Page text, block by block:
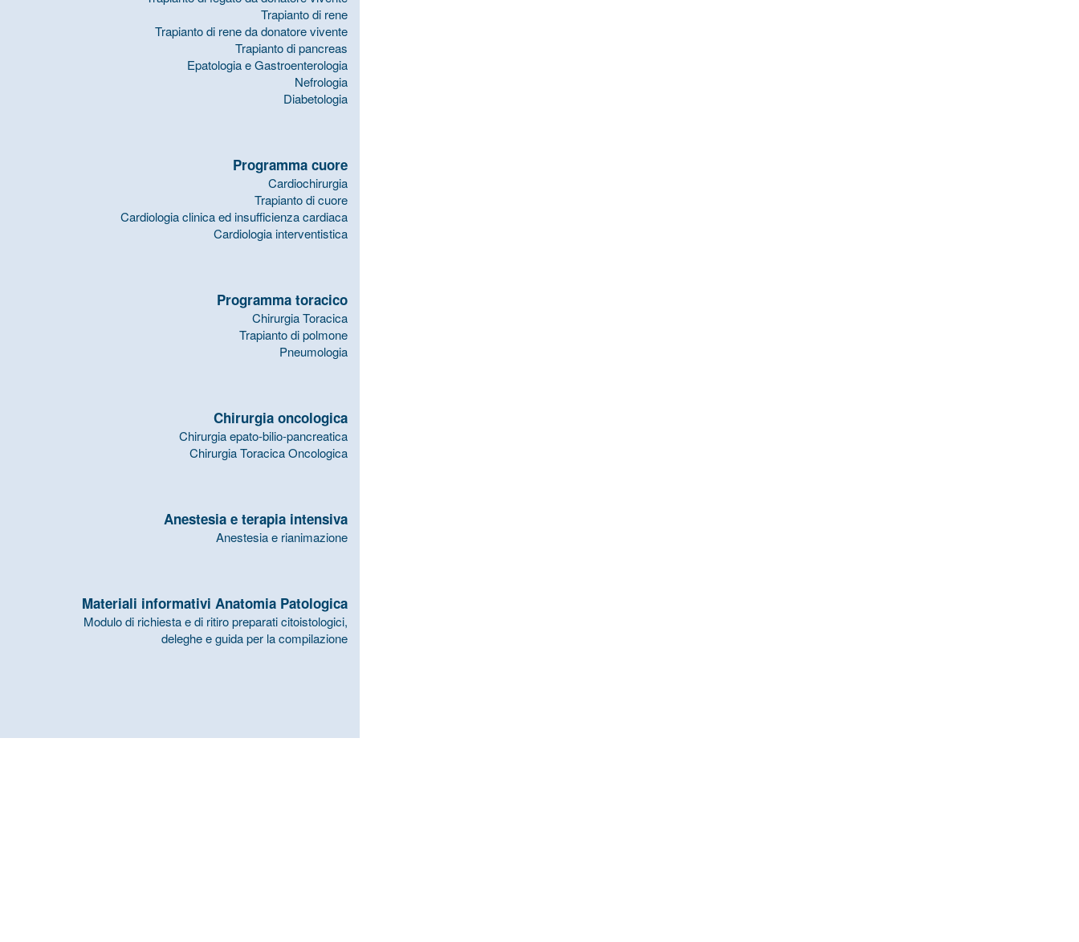
Trapianto di rene
Trapianto di rene da donatore vivente
Trapianto di pancreas
Epatologia e Gastroenterologia
Nefrologia
Diabetologia
Programma cuore
Cardiochirurgia
Trapianto di cuore
Cardiologia clinica ed insufficienza cardiaca
Cardiologia interventistica
Programma toracico
Chirurgia Toracica
Trapianto di polmone
Pneumologia
Chirurgia oncologica
Chirurgia epato-bilio-pancreatica
Chirurgia Toracica Oncologica
Anestesia e terapia intensiva
Anestesia e rianimazione
Materiali informativi Anatomia Patologica
Modulo di richiesta e di ritiro preparati citoistologici,
deleghe e guida per la compilazione